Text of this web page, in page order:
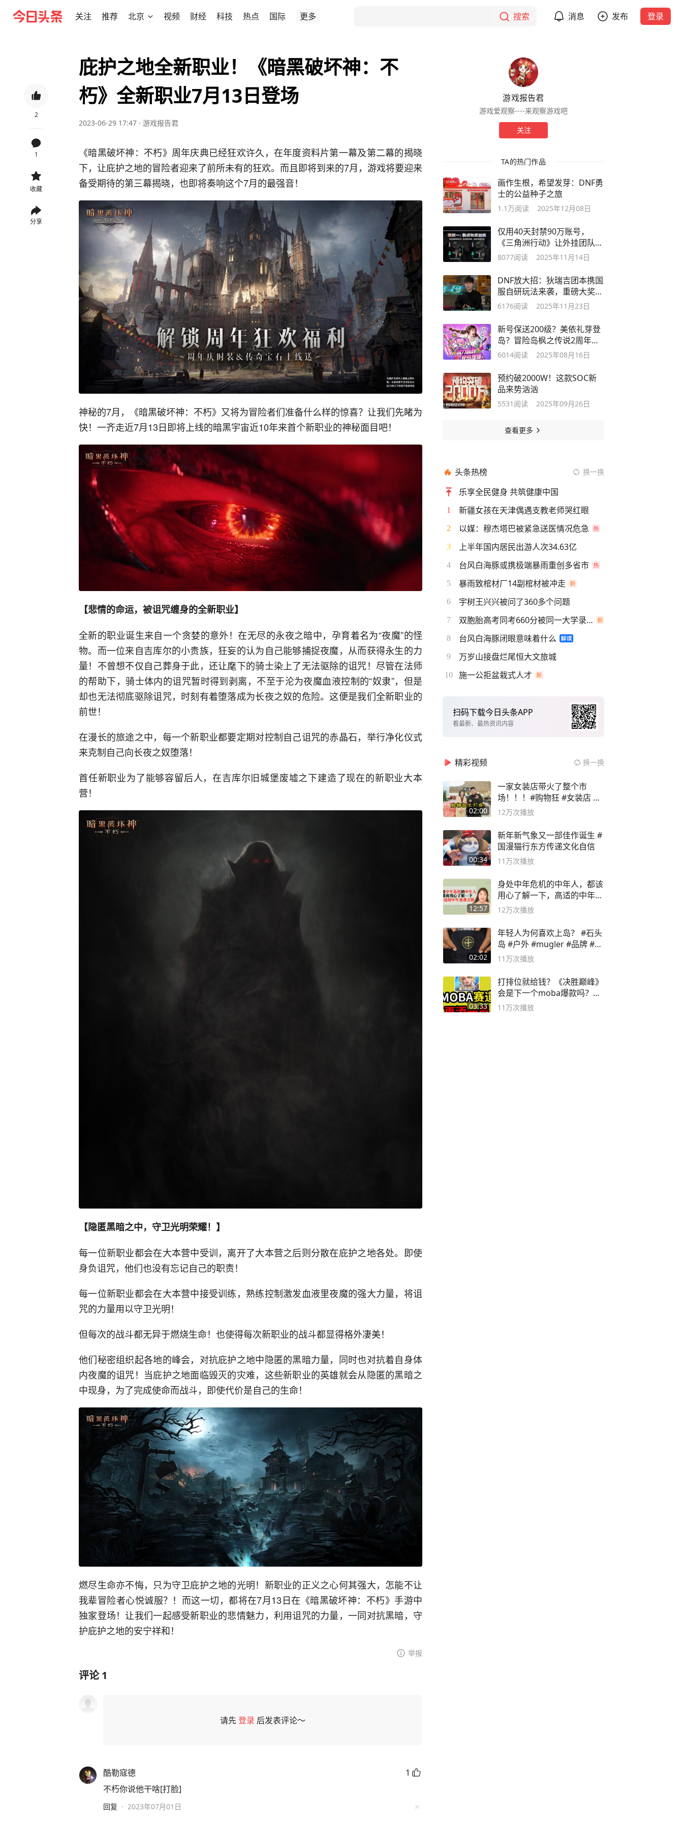
关注 推荐 北京 视频 财经 科技 热点 国际 更多 搜索 消息 发布 登录
2
1
收藏
分享
庇护之地全新职业！《暗黑破坏神：不
朽》全新职业7月13日登场
2023-06-29 17:47 · 游戏报告君
《暗黑破坏神：不朽》周年庆典已经狂欢许久，在年度资料片第一幕及第二幕的揭晓
下，让庇护之地的冒险者迎来了前所未有的狂欢。而且即将到来的7月，游戏将要迎来
备受期待的第三幕揭晓，也即将奏响这个7月的最强音！
神秘的7月，《暗黑破坏神：不朽》又将为冒险者们准备什么样的惊喜？让我们先睹为
快！一齐走近7月13日即将上线的暗黑宇宙近10年来首个新职业的神秘面目吧！
【悲情的命运，被诅咒缠身的全新职业】
全新的职业诞生来自一个贪婪的意外！在无尽的永夜之暗中，孕育着名为“夜魔”的怪
物。而一位来自吉库尔的小贵族，狂妄的认为自己能够捕捉夜魔，从而获得永生的力
量！不曾想不仅自己葬身于此，还让麾下的骑士染上了无法驱除的诅咒！尽管在法师
的帮助下，骑士体内的诅咒暂时得到剥离，不至于沦为夜魔血液控制的“奴隶”，但是
却也无法彻底驱除诅咒，时刻有着堕落成为长夜之奴的危险。这便是我们全新职业的
前世！
在漫长的旅途之中，每一个新职业都要定期对控制自己诅咒的赤晶石，举行净化仪式
来克制自己向长夜之奴堕落！
首任新职业为了能够容留后人，在吉库尔旧城堡废墟之下建造了现在的新职业大本
营！
【隐匿黑暗之中，守卫光明荣耀！】
每一位新职业都会在大本营中受训，离开了大本营之后则分散在庇护之地各处。即使
身负诅咒，他们也没有忘记自己的职责！
每一位新职业都会在大本营中接受训练，熟练控制激发血液里夜魔的强大力量，将诅
咒的力量用以守卫光明！
但每次的战斗都无异于燃烧生命！也使得每次新职业的战斗都显得格外凄美！
他们秘密组织起各地的峰会，对抗庇护之地中隐匿的黑暗力量，同时也对抗着自身体
内夜魔的诅咒！当庇护之地面临毁灭的灾难，这些新职业的英雄就会从隐匿的黑暗之
中现身，为了完成使命而战斗，即使代价是自己的生命！
燃尽生命亦不悔，只为守卫庇护之地的光明！新职业的正义之心何其强大，怎能不让
我辈冒险者心悦诚服？！而这一切，都将在7月13日在《暗黑破坏神：不朽》手游中
独家登场！让我们一起感受新职业的悲情魅力，利用诅咒的力量，一同对抗黑暗，守
护庇护之地的安宁祥和！
举报
评论1
请先登录 后发表评论～
酷勒寇德
1
不朽你说他干啥[打脸]
回复 · 2023年07月01日
游戏报告君
游戏爱观察----来观察游戏吧
关注
TA的热门作品
画作生根，希望发芽：DNF勇
士的公益种子之旅
1.1万阅读 2025年12月08日
仅用40天封禁90万账号，
《三角洲行动》让外挂团队上
演大逃亡
8077阅读 2025年11月14日
DNF放大招：狄瑞吉团本携国
服自研玩法来袭，重磅大奖直
接送！
6176阅读 2025年11月23日
新号保送200级？美依礼芽登
岛？冒险岛枫之传说2周年庆
来啦！
6014阅读 2025年08月16日
预约破2000W！这款SOC新
品来势汹汹
5531 阅读 2025年09月26日
查看更多
头条热榜 换一换
乐享全民健身 共筑健康中国
1 新疆女孩在天津偶遇支教老师哭红眼
2 以媒：穆杰塔巴被紧急送医情况危急
3 上半年国内居民出游人次34.63亿
4 台风白海豚或携极端暴雨重创多省市
5 暴雨致棺材厂14副棺材被冲走
6 宇树王兴兴被问了360多个问题
7 双胞胎高考同考660分被同一大学录取
8 台风白海豚闭眼意味着什么
9 万岁山接盘烂尾恒大文旅城
10 施一公拒盆栽式人才
扫码下载今日头条APP
看最新、最热资讯内容
精彩视频 换一换
02:00
一家女装店带火了整个市
场！！！#购物狂 #女装店 #
高品质女装
12万次播放
00:34
新年新气象又一部佳作诞生 #
国漫猫行东方传递文化自信
11万次播放
12:57
身处中年危机的中年人，都该
用心了解一下，高适的中年逆
袭之路
12万次播放
02:02
年轻人为何喜欢上岛？ #石头
岛 #户外 #mugler #品牌 #足
球流氓
11万次播放
03:33
打排位就给钱？《决胜巅峰》
会是下一个moba爆款吗？#
决胜巅峰
11万次播放